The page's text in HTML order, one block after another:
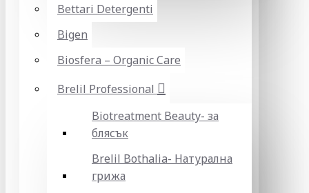
Bettari Detergenti
Bigen
Biosfera – Organic Care
Brelil Professional
Biotreatment Beauty- за
блясък
Brelil Bothalia- Натурална
грижа